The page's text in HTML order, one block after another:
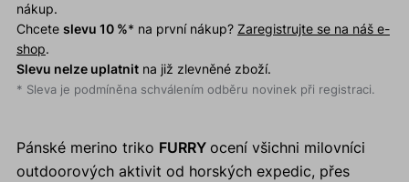
nákup.
Chcete slevu 10 %* na první nákup? Zaregistrujte se na náš e-
shop.
Slevu nelze uplatnitna již zlevněné zboží.
* Sleva je podmíněna schválením odběru novinek při registraci.
Pánské merino triko FURRY ocení všichni milovníci
outdoorových aktivit od horských expedic, přes